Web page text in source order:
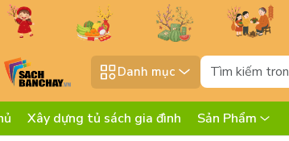
Danh mục
Xây dựng tủ sách gia đình Sản Phẩm